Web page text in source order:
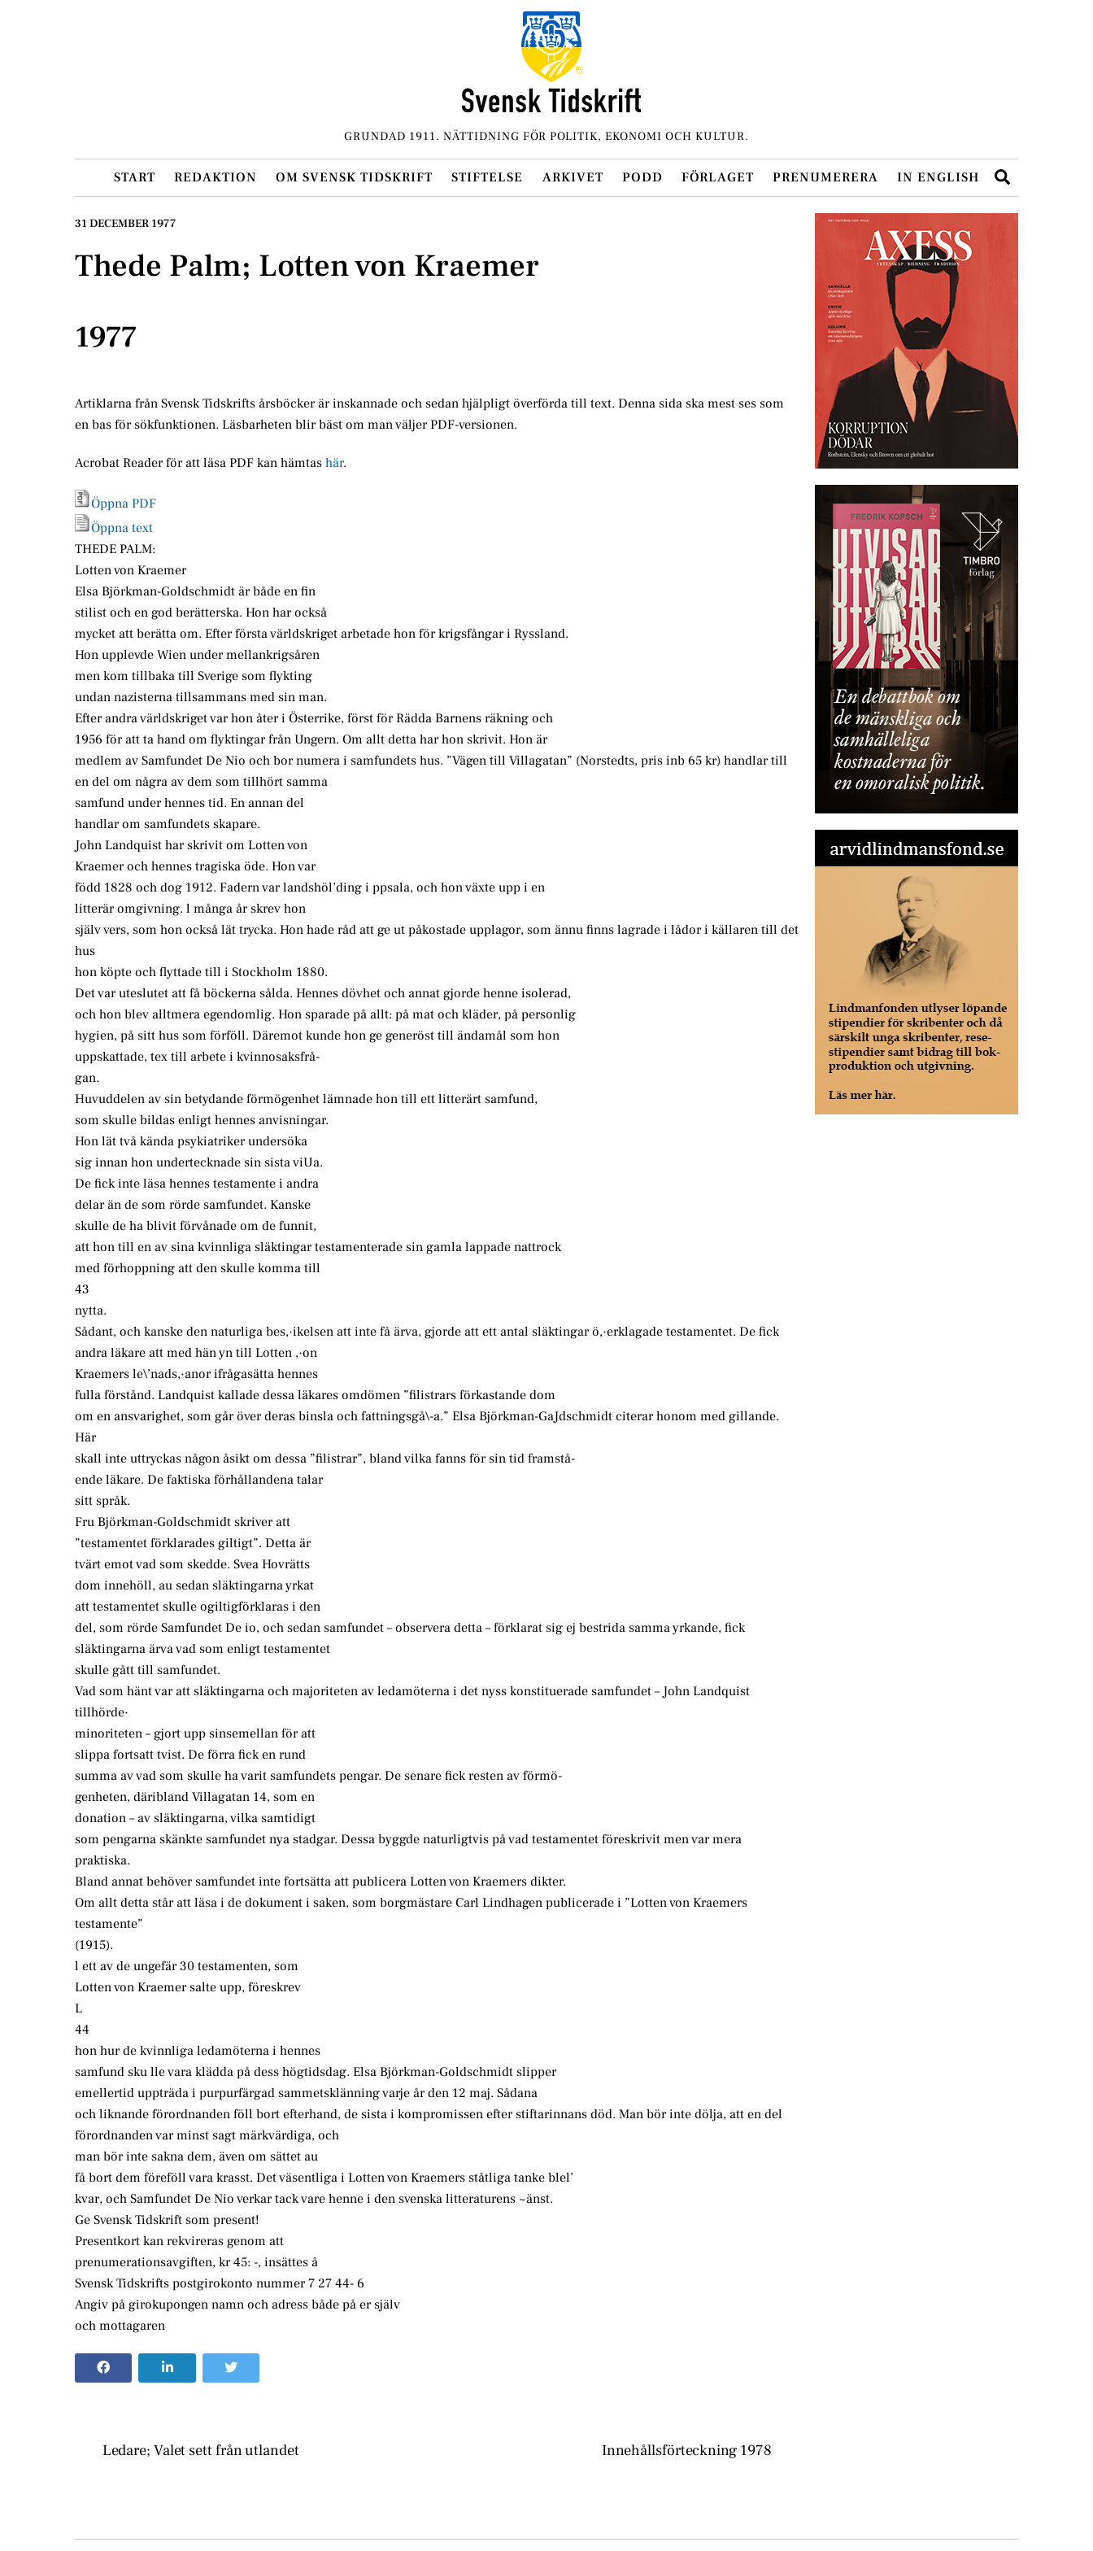
GRUNDAD 1911. NÄTTIDNING FÖR POLITIK, EKONOMI OCH KULTUR.
START REDAKTION OM SVENSK TIDSKRIFT STIFTELSE ARKIVET PODD FÖRLAGET PRENUMERERA IN ENGLISH
31 DECEMBER 1977
Thede Palm; Lotten von Kraemer
1977
Artiklarna från Svensk Tidskrifts årsböcker är inskannade och sedan hjälpligt överförda till text. Denna sida ska mest ses som
en bas för sökfunktionen. Läsbarheten blir bäst om man väljer PDF-versionen.
Acrobat Reader för att läsa PDF kan hämtas här.
Öppna PDF
Öppna text
THEDE PALM:
Lotten von Kraemer
Elsa Björkman-Goldschmidt är både en fin
stilist och en god berätterska. Hon har också
mycket att berätta om. Efter första världskriget arbetade hon för krigsfångar i Ryssland.
Hon upplevde Wien under mellankrigsåren
men kom tillbaka till Sverige som flykting
undan nazisterna tillsammans med sin man.
Efter andra världskriget var hon åter i Österrike, först för Rädda Barnens räkning och
1956 för att ta hand om flyktingar från Ungern. Om allt detta har hon skrivit. Hon är
medlem av Samfundet De Nio och bor numera i samfundets hus. ”Vägen till Villagatan” (Norstedts, pris inb 65 kr) handlar till
en del om några av dem som tillhört samma
samfund under hennes tid. En annan del
handlar om samfundets skapare.
John Landquist har skrivit om Lotten von
Kraemer och hennes tragiska öde. Hon var
född 1828 och dog 1912. Fadern var landshöl’ding i ppsala, och hon växte upp i en
litterär omgivning. l många år skrev hon
själv vers, som hon också lät trycka. Hon hade råd att ge ut påkostade upplagor, som ännu finns lagrade i lådor i källaren till det
hus
hon köpte och flyttade till i Stockholm 1880.
Det var uteslutet att få böckerna sålda. Hennes dövhet och annat gjorde henne isolerad,
och hon blev alltmera egendomlig. Hon sparade på allt: på mat och kläder, på personlig
hygien, på sitt hus som förföll. Däremot kunde hon ge generöst till ändamål som hon
uppskattade, tex till arbete i kvinnosaksfrå-
gan.
Huvuddelen av sin betydande förmögenhet lämnade hon till ett litterärt samfund,
som skulle bildas enligt hennes anvisningar.
Hon lät två kända psykiatriker undersöka
sig innan hon undertecknade sin sista viUa.
De fick inte läsa hennes testamente i andra
delar än de som rörde samfundet. Kanske
skulle de ha blivit förvånade om de funnit,
att hon till en av sina kvinnliga släktingar testamenterade sin gamla lappade nattrock
med förhoppning att den skulle komma till
43
nytta.
Sådant, och kanske den naturliga bes,·ikelsen att inte få ärva, gjorde att ett antal släktingar ö,·erklagade testamentet. De fick
andra läkare att med hän yn till Lotten ,·on
Kraemers le\’nads,·anor ifrågasätta hennes
fulla förstånd. Landquist kallade dessa läkares omdömen ”filistrars förkastande dom
om en ansvarighet, som går över deras binsla och fattningsgå\-a.” Elsa Björkman-GaJdschmidt citerar honom med gillande.
Här
skall inte uttryckas någon åsikt om dessa ”filistrar”, bland vilka fanns för sin tid framstå-
ende läkare. De faktiska förhållandena talar
sitt språk.
Fru Björkman-Goldschmidt skriver att
”testamentet förklarades giltigt”. Detta är
tvärt emot vad som skedde. Svea Hovrätts
dom innehöll, au sedan släktingarna yrkat
att testamentet skulle ogiltigförklaras i den
del, som rörde Samfundet De io, och sedan samfundet – observera detta – förklarat sig ej bestrida samma yrkande, fick
släktingarna ärva vad som enligt testamentet
skulle gått till samfundet.
Vad som hänt var att släktingarna och majoriteten av ledamöterna i det nyss konstituerade samfundet – John Landquist
tillhörde·
minoriteten – gjort upp sinsemellan för att
slippa fortsatt tvist. De förra fick en rund
summa av vad som skulle ha varit samfundets pengar. De senare fick resten av förmö-
genheten, däribland Villagatan 14, som en
donation – av släktingarna, vilka samtidigt
som pengarna skänkte samfundet nya stadgar. Dessa byggde naturligtvis på vad testamentet föreskrivit men var mera
praktiska.
Bland annat behöver samfundet inte fortsätta att publicera Lotten von Kraemers dikter.
Om allt detta står att läsa i de dokument i saken, som borgmästare Carl Lindhagen publicerade i ”Lotten von Kraemers
testamente”
(1915).
l ett av de ungefär 30 testamenten, som
Lotten von Kraemer salte upp, föreskrev
L
44
hon hur de kvinnliga ledamöterna i hennes
samfund sku lle vara klädda på dess högtidsdag. Elsa Björkman-Goldschmidt slipper
emellertid uppträda i purpurfärgad sammetsklänning varje år den 12 maj. Sådana
och liknande förordnanden föll bort efterhand, de sista i kompromissen efter stiftarinnans död. Man bör inte dölja, att en del
förordnanden var minst sagt märkvärdiga, och
man bör inte sakna dem, även om sättet au
få bort dem föreföll vara krasst. Det väsentliga i Lotten von Kraemers ståtliga tanke blel’
kvar, och Samfundet De Nio verkar tack vare henne i den svenska litteraturens ~änst.
Ge Svensk Tidskrift som present!
Presentkort kan rekvireras genom att
prenumerationsavgiften, kr 45: -, insättes å
Svensk Tidskrifts postgirokonto nummer 7 27 44- 6
Angiv på girokupongen namn och adress både på er själv
och mottagaren
Ledare; Valet sett från utlandet Innehållsförteckning 1978